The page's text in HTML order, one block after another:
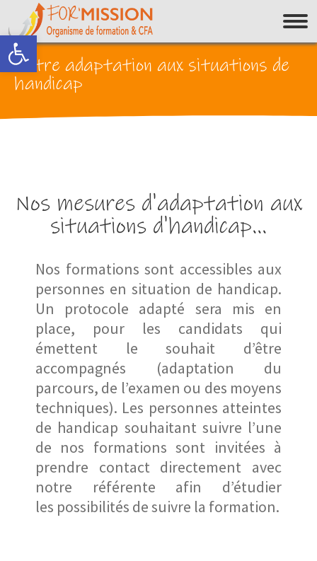
Ouvrir la barre d’outils
Notre adaptation aux situations de
handicap
Nos mesures d'adaptation aux
situations d'handicap...
Nos formations sont accessibles aux
personnes en situation de handicap.
Un protocole adapté sera mis en
place, pour les candidats qui
émettent le souhait d’être
accompagnés (adaptation du
parcours, de l’examen ou des moyens
techniques). Les personnes atteintes
de handicap souhaitant suivre l’une
de nos formations sont invitées à
prendre contact directement avec
notre référente afin d’étudier
les possibilités de suivre la formation.